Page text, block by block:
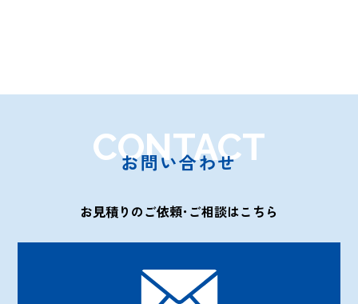
CONTACT
お問い合わせ
お見積りのご依頼･ご相談はこちら